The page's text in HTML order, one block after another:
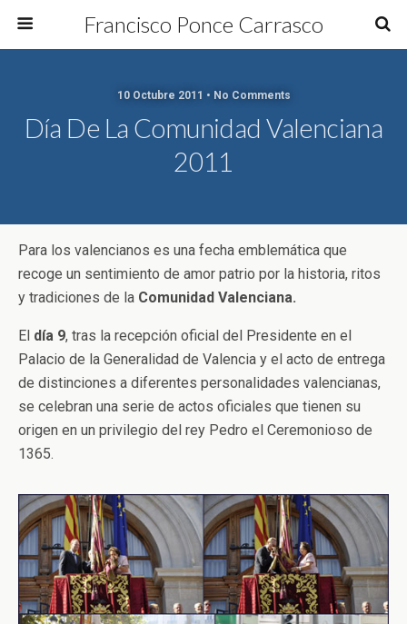
Francisco Ponce Carrasco
10 Octubre 2011 • No Comments
Día De La Comunidad Valenciana
2011
Para los valencianos es una fecha emblemática que
recoge un sentimiento de amor patrio por la historia, ritos
y tradiciones de la Comunidad Valenciana.
El día 9, tras la recepción oficial del Presidente en el
Palacio de la Generalidad de Valencia y el acto de entrega
de distinciones a diferentes personalidades valencianas,
se celebran una serie de actos oficiales que tienen su
origen en un privilegio del rey Pedro el Ceremonioso de
1365.